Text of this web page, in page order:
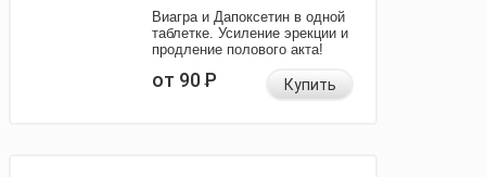
Виагра и Дапоксетин в одной
таблетке. Усиление эрекции и
продление полового акта!
от 90Р Купить